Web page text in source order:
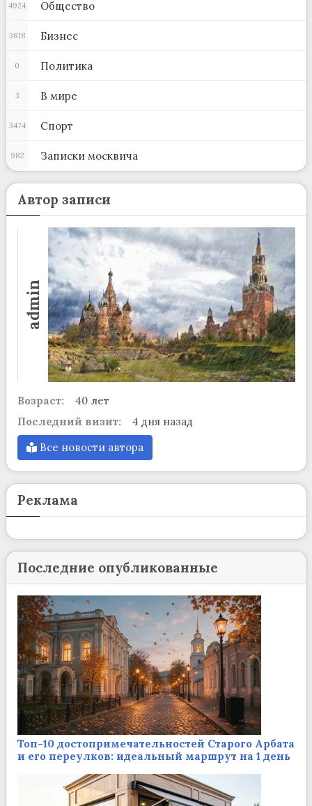
Общество
4924
Бизнес
3818
Политика
0
В мире
3
Спорт
3474
Записки москвича
982
Автор записи
admin
Возраст:
40 лет
Последний визит:
4 дня назад
Все новости автора
Реклама
Последние опубликованные
Топ-10 достопримечательностей Старого Арбата
и его переулков: идеальный маршрут на 1 день